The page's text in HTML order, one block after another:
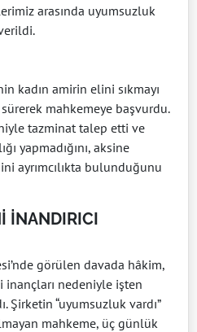
arasında uyumsuzluk
kadın amirin elini sıkmayı
mahkemeye başvurdu.
tazminat talep etti ve
yapmadığını, aksine
ayrımcılıkta bulunduğunu
İNANDIRICI
görülen davada hâkim,
inançları nedeniyle işten
Şirketin “uyumsuzluk vardı”
mahkeme, üç günlük